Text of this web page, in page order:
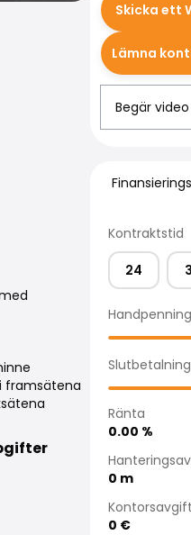
framsätena
Skicka ett
Lämna
Begär video
Kontraktstid
24
Handpenning
Slutbetalning
Ränta
0.00 %
0 m
Kontorsavgift
0 €